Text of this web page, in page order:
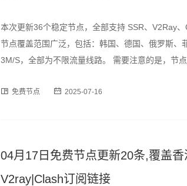
本次更新36个稳定节点，全部支持 SSR、V2Ray
节点覆盖范围广泛，包括：韩国、德国、俄罗斯
3M/S，全部为不限流量线路。 需要注意的是，节
订阅格式，用户可通过以下链
免费节点 2025-07-16
04月17日免费节点更新20条,覆盖
V2ray|Clash订阅链接